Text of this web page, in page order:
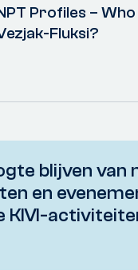
Profiles – Who
Fluksi?
blijven van
en
KIVI-